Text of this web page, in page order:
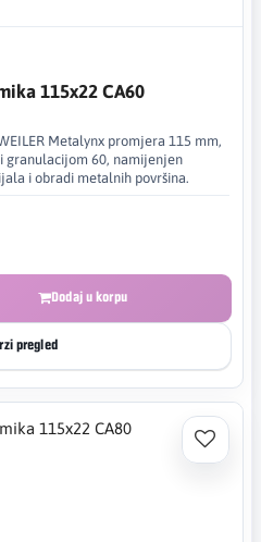
115x22 CA60
Metalynx promjera 115 mm,
granulacijom 60, namijenjen
i obradi metalnih površina.
Dodaj u korpu
pregled